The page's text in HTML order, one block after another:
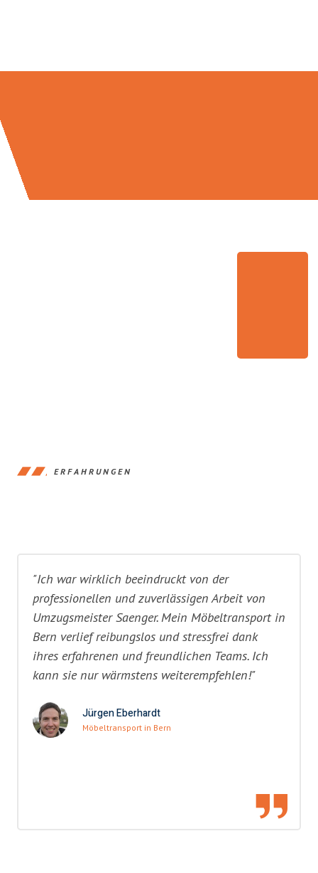
ERFAHRUNGEN
"Ich war wirklich beeindruckt von der
professionellen und zuverlässigen Arbeit von
Umzugsmeister Saenger. Mein Möbeltransport in
Bern verlief reibungslos und stressfrei dank
ihres erfahrenen und freundlichen Teams. Ich
kann sie nur wärmstens weiterempfehlen!"
Jürgen Eberhardt
Möbeltransport in Bern